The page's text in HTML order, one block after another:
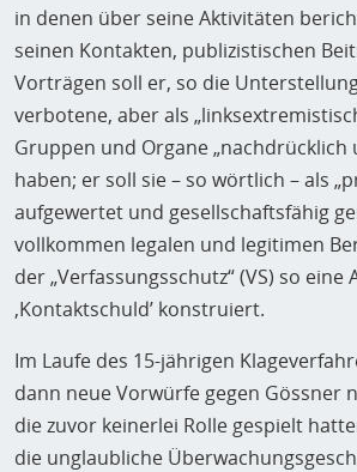
in denen über seine Aktivitäten
seinen Kontakten, publizistischen
Vorträgen soll er, so die
verbotene, aber als
Gruppen und Organe „nachdrücklich
haben; er soll sie – so wörtlich – als
aufgewertet und gesellschaftsfähig
vollkommen legalen und legitimen
der „Verfassungsschutz“ (VS) so eine
‚Kontaktschuld’ konstruiert.
Im Laufe des 15-jährigen
dann neue Vorwürfe gegen Gössner
die zuvor keinerlei Rolle gespielt
die unglaubliche